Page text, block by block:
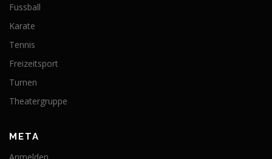
Fussball
Karate
Tennis
Freizeitsport
Turnen
Theatergruppe
META
Anmelden